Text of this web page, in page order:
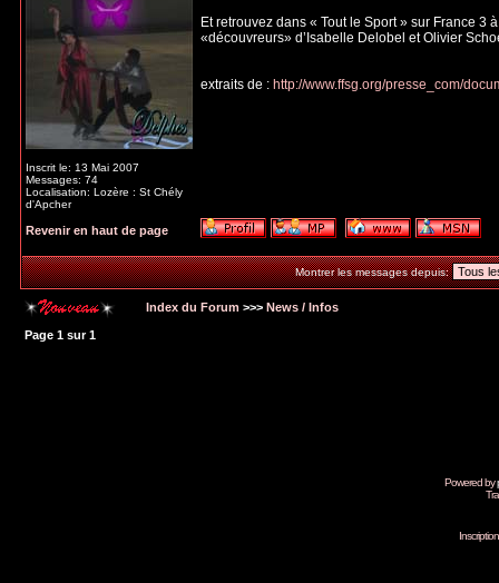
Inscrit le: 13 Mai 2007
Messages: 74
Localisation: Lozère : St Chély
d'Apcher
Et retrouvez dans « Tout le Sport » sur France
«découvreurs» d’Isabelle Delobel et Olivier
extraits de : http://www.ffsg.org/presse_com/
Revenir en haut de page
Montrer les messages depuis:
Index du Forum >>> News / Infos
Page 1 sur1
Powered by